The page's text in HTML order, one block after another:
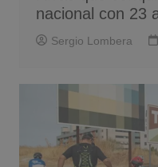
nacional con 23
Sergio Lombera